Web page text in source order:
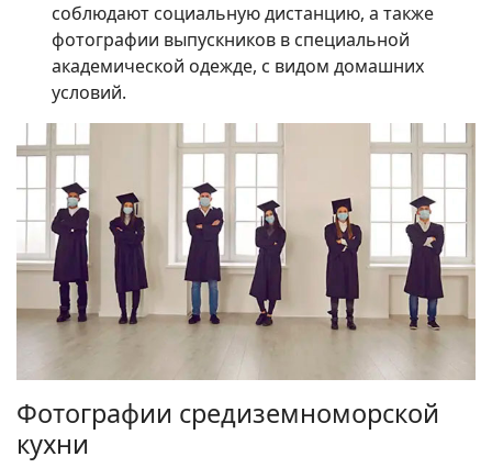
соблюдают социальную дистанцию, а также
фотографии выпускников в специальной
академической одежде, с видом домашних
условий.
Фотографии средиземноморской
кухни